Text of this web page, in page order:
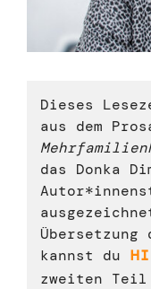
Dieses
aus dem
das Donka
kannst du
zweiten Teil